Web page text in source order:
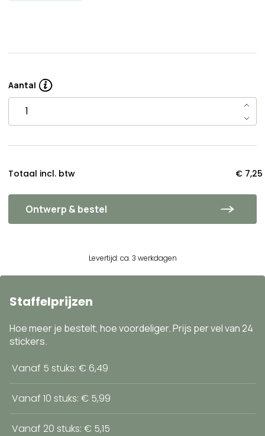
Ontwerp & bestel
Aantal
Totaal incl. btw € 7,25
Levertijd: ca. 3 werkdagen
Staffelprijzen
Hoe meer je bestelt, hoe voordeliger. Prijs per vel van 24
stickers.
Vanaf 5 stuks: € 6,49
Vanaf 10 stuks: € 5,99
Vanaf 20 stuks: € 5,15